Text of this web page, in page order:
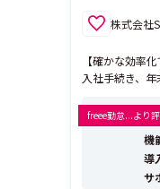
株式会社
【確かな効率
入社手続き、
にも負担がな
すい環境づくり
積された従業
メントにも活...
freee勤怠...より
機
導
サ